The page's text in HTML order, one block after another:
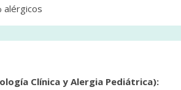
alérgicos
Clínica y Alergia Pediátrica):